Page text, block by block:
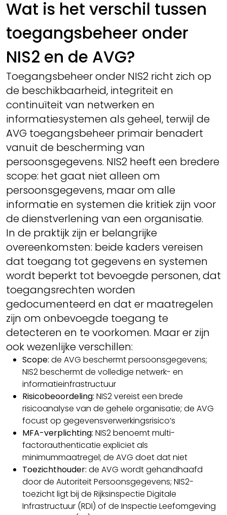
Wat is het verschil tussen
toegangsbeheer onder
NIS2 en de AVG?
Toegangsbeheer onder NIS2 richt zich op
de beschikbaarheid, integriteit en
continuïteit van netwerken en
informatiesystemen als geheel, terwijl de
AVG toegangsbeheer primair benadert
vanuit de bescherming van
persoonsgegevens. NIS2 heeft een bredere
scope: het gaat niet alleen om
persoonsgegevens, maar om alle
informatie en systemen die kritiek zijn voor
de dienstverlening van een organisatie.
In de praktijk zijn er belangrijke
overeenkomsten: beide kaders vereisen
dat toegang tot gegevens en systemen
wordt beperkt tot bevoegde personen, dat
toegangsrechten worden
gedocumenteerd en dat er maatregelen
zijn om onbevoegde toegang te
detecteren en te voorkomen. Maar er zijn
ook wezenlijke verschillen:
Scope: de AVG beschermt persoonsgegevens;
NIS2 beschermt de volledige netwerk- en
informatieinfrastructuur
Risicobeoordeling: NIS2 vereist een brede
risicoanalyse van de gehele organisatie; de AVG
focust op gegevensverwerkingsrisico’s
MFA-verplichting: NIS2 benoemt multi-
factorauthenticatie expliciet als
minimummaatregel; de AVG doet dat niet
Toezichthouder: de AVG wordt gehandhaafd
door de Autoriteit Persoonsgegevens; NIS2-
toezicht ligt bij de Rijksinspectie Digitale
Infrastructuur (RDI) of de Inspectie Leefomgeving